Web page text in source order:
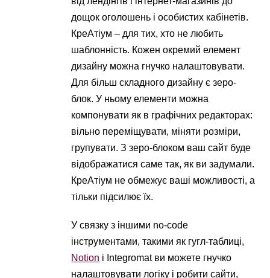
дощок оголошень і особистих кабінетів.
КреАтіум – для тих, хто не любить
шаблонність. Кожен окремий елемент
дизайну можна гнучко налаштовувати.
Для більш складного дизайну є зеро-
блок. У ньому елементи можна
компонувати як в графічних редакторах:
вільно переміщувати, міняти розміри,
групувати. З зеро-блоком ваш сайт буде
відображатися саме так, як ви задумали.
КреАтіум не обмежує ваші можливості, а
тільки підсилює їх.
У связку з іншими no-code
інструментами, такими як гугл-таблиці,
Notion і Integromat ви можете гнучко
налаштовувати логіку і робити сайти,